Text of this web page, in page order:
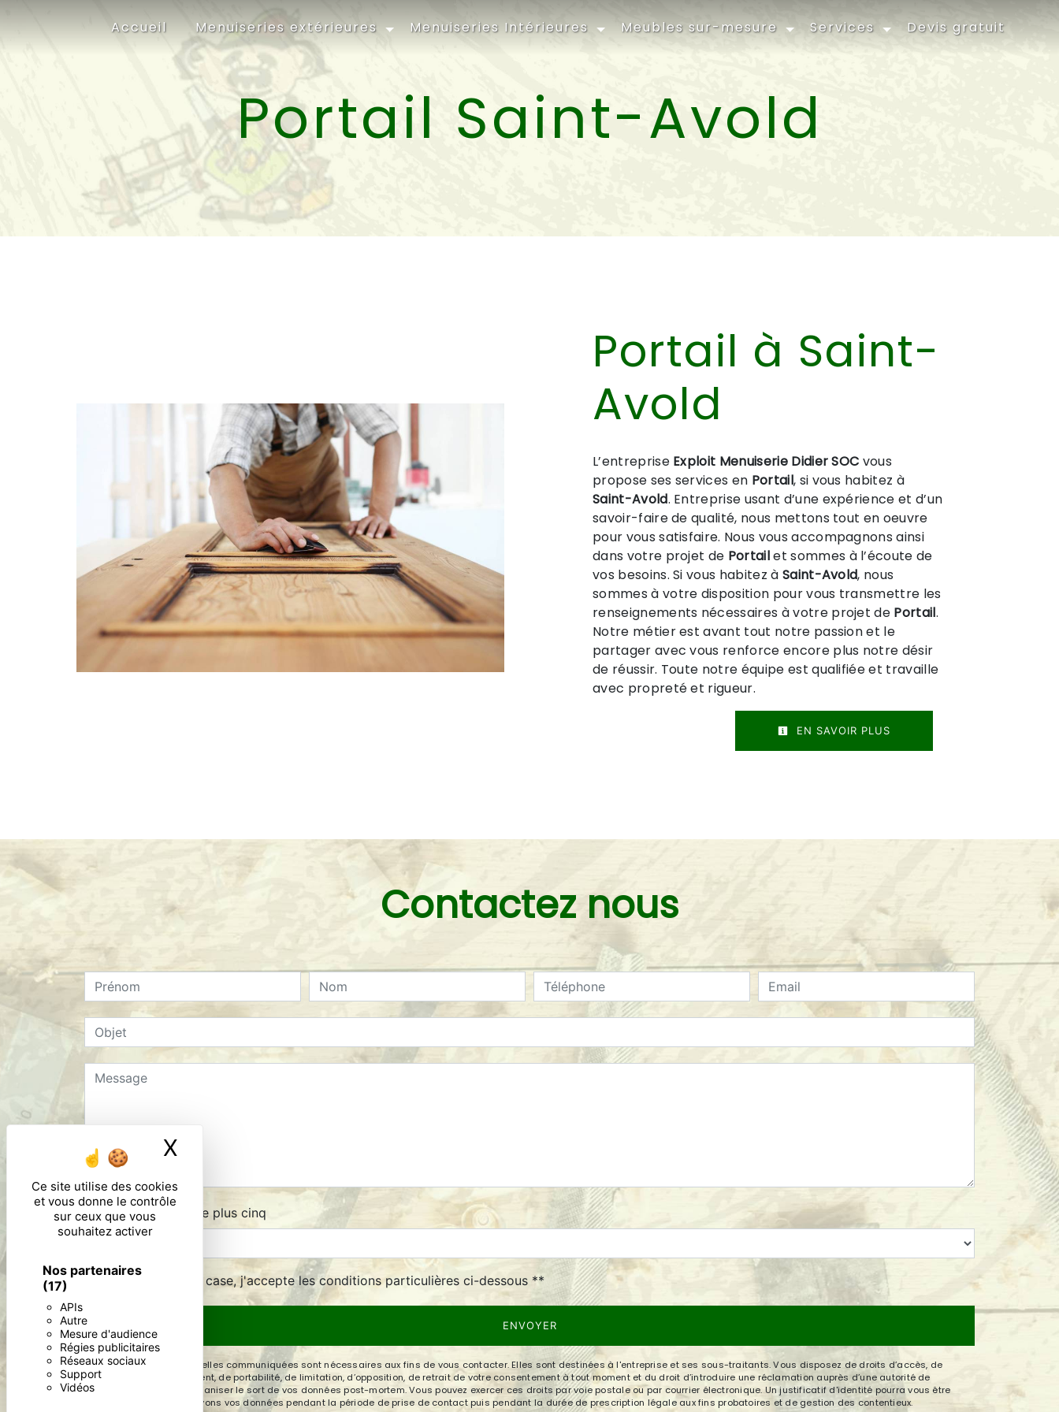
Ce site utilise des cookies
et vous donne le contrôle
sur ceux que vous
souhaitez activer
Nos partenaires
(17)
APIs
Autre
Mesure d'audience
Régies publicitaires
Réseaux sociaux
Support
Vidéos
X
Accueil Menuiseries extérieures Menuiseries Intérieures Meubles sur-mesure Services Devis gratuit
Portail Saint-Avold
Portail à Saint-
Avold
L’entreprise Exploit Menuiserie Didier SOC vous
propose ses services en Portail, si vous habitez à
Saint-Avold. Entreprise usant d’une expérience et d’un
savoir-faire de qualité, nous mettons tout en oeuvre
pour vous satisfaire. Nous vous accompagnons ainsi
dans votre projet de Portailet sommes à l’écoute de
vos besoins. Si vous habitez à Saint-Avold, nous
sommes à votre disposition pour vous transmettre les
renseignements nécessaires à votre projet de Portail.
Notre métier est avant tout notre passion et le
partager avec vous renforce encore plus notre désir
de réussir. Toute notre équipe est qualifiée et travaille
avec propreté et rigueur.
EN SAVOIR PLUS
Contactez nous
Combien font quatre plus cinq
En cochant cette case, j'accepte les conditions particulières ci-dessous **
ENVOYER
** Les données personnelles communiquées sont nécessaires aux fins de vous contacter. Elles sont destinées à l'entreprise et ses sous-traitants. Vous disposez de droits d’accès, de
rectification, d’effacement, de portabilité, de limitation, d’opposition, de retrait de votre consentement à tout moment et du droit d’introduire une réclamation auprès d’une autorité de
contrôle, ainsi que d’organiser le sort de vos données post-mortem. Vous pouvez exercer ces droits par voie postale ou par courrier électronique. Un justificatif d'identité pourra vous être
demandé. Nous conservons vos données pendant la période de prise de contact puis pendant la durée de prescription légale aux fins probatoires et de gestion des contentieux.